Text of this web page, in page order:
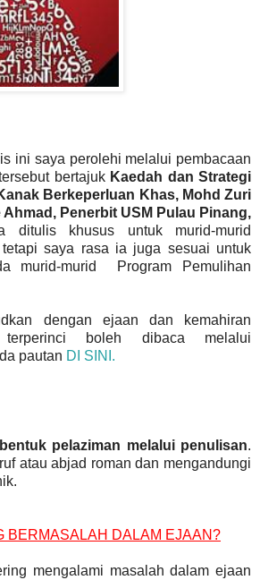
ini saya perolehi melalui pembacaan
bertajuk Kaedah dan Strategi
Berkeperluan Khas, Mohd Zuri
Penerbit USM Pulau Pinang,
ditulis khusus untuk murid-murid
tetapi saya rasa ia juga sesuai untuk
murid-murid Program Pemulihan
dengan ejaan dan kemahiran
boleh dibaca melalui
pautan DI SINI.
pelaziman melalui penulisan.
atau abjad roman dan mengandungi
BERMASALAH DALAM EJAAN?
mengalami masalah dalam ejaan